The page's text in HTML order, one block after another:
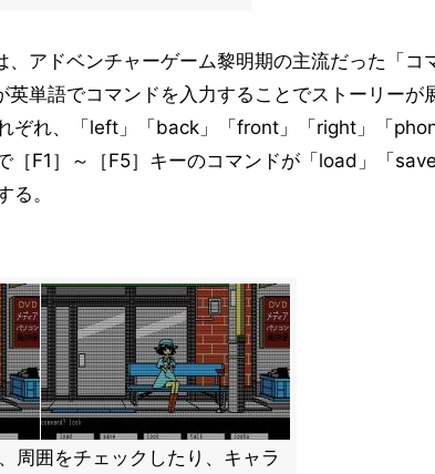
、アドベンチャーゲーム黎明期の主流だった「コ
単語でコマンドを入力することでストーリーが
ぞれ、「left」「back」「front」「right」「
［F1］～［F5］キーのコマンドが「load」「
る。
周囲をチェックしたり、キャラ